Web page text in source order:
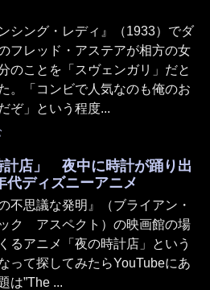
シング・レディ』（1933）でダ
フレッド・アステアが相方の女
のことを「スヴェンガリ」だと
。「コンビで人気なのも俺のお
ぞ」という程度...
計店」 夜中に時計が踊り出
代ディズニーアニメ
不思議な発明』（ブライアン・
ク アスペクト）の映画館の場
るアニメ「夜の時計店」という
って探してみたらYouTubeにあ
は”The ...